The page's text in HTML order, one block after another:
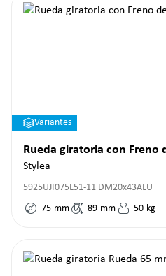
Variantes
Rueda giratoria con Freno
Stylea
5925UJI075L51-11 DM20x43ALU
75 mm 89 mm 50 kg